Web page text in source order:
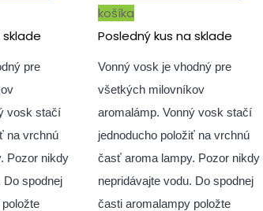
sklade
pre
vosk stačí
na vrchnú
Pozor nikdy
Do spodnej
košíka
Posledný kus na sklade
Vonný vosk je vhodný pre
všetkých milovníkov
aromalámp. Vonný vosk stačí
jednoducho položiť na vrchnú
časť aroma lampy. Pozor nikdy
nepridávajte vodu. Do spodnej
časti aromalampy položte